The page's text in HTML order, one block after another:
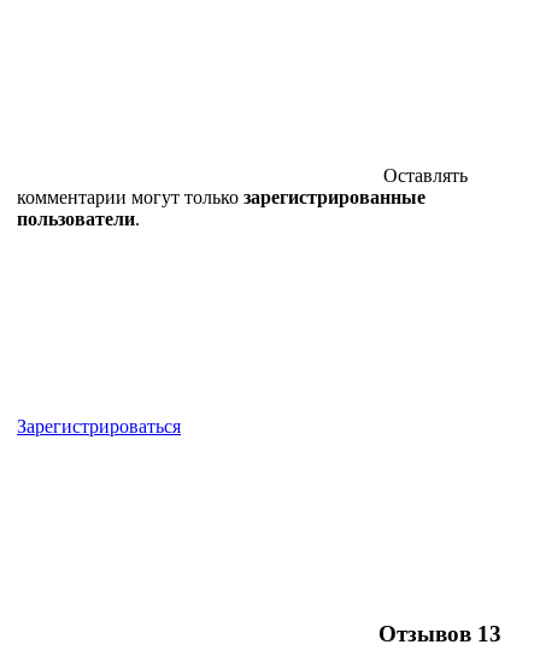
Оставлять
комментарии могут только зарегистрированные
пользователи.
Зарегистрироваться
Отзывов 13